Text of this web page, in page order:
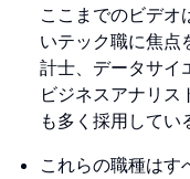
ここまでのビデオ
いテック職に焦点
計士、データサイ
ビジネスアナリ
も多く採用してい
これらの職種はす